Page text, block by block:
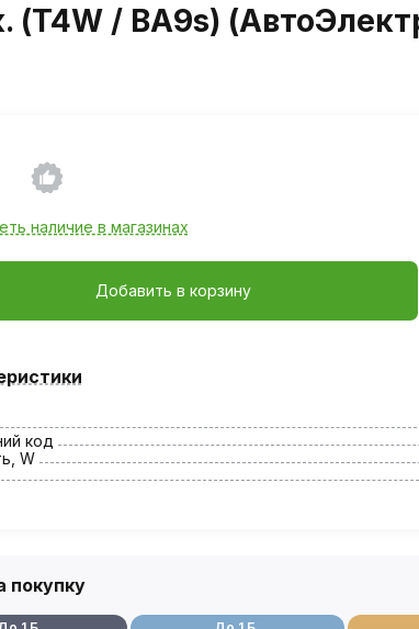
(T4W / BA9s)
наличие в магазинах
Добавить в корзину
код
W
покупку